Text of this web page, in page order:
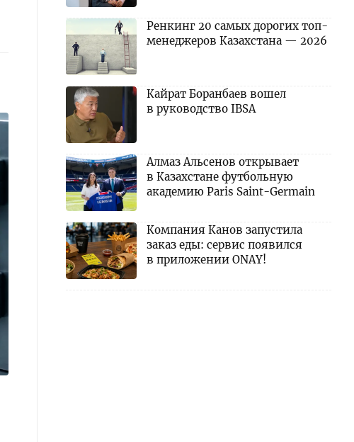
Ренкинг 20 самых дорогих топ-
менеджеров Казахстана — 2026
Кайрат Боранбаев вошел
в руководство IBSA
Алмаз Альсенов открывает
в Казахстане футбольную
академию Paris Saint-Germain
Компания Канов запустила
заказ еды: сервис появился
в приложении ONAY!